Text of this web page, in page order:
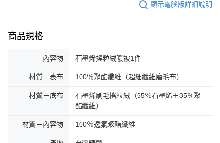
顯示電腦版詳細說明
商品規格
內容物 石墨烯搖粒絨暖被1件
材質－表布 100％聚酯纖維（超細纖維磨毛布）
材質－底布
石墨烯刷毛搖粒絨（65％石墨烯＋35％聚
酯纖維）
材質－內容物 100％透氣聚酯纖維